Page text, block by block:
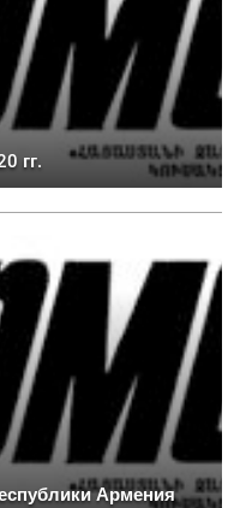
гг.
Армения